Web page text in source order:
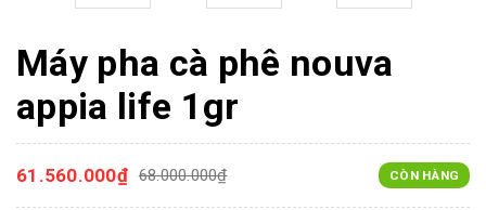
Máy pha cà phê nouva
appia life 1gr
61.560.000₫ 68.000.000₫ CÒN HÀNG